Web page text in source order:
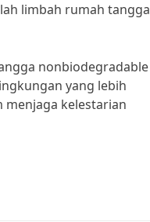
limbah rumah tangga
nonbiodegradable
yang lebih
menjaga kelestarian